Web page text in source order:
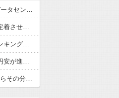
アラブ首長国連邦「秋田市に2兆円の超巨大データセンター建てるわ」
高市総理「物価上昇を上回る賃上げを日本に定着させる」→国家公務員の月給大幅増額(約3.5%⤴)へ→庶民「え、ワイらは❓」
最新の日本人が減り、外国人が増えた街市ランキングをご覧下さい→5位川口市、4位京都市、ではトップ3は❓
高市首相「日銀は国債を買い入れろ」←また円安が進行するやん
町の弁当屋「申し訳ないが消費税1%になったらその分商品代を値上げするわ」